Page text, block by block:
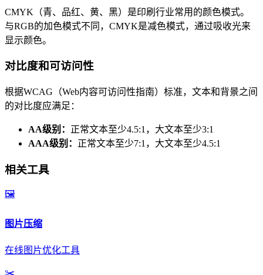
CMYK（青、品红、黄、黑）是印刷行业常用的颜色模式。
与RGB的加色模式不同，CMYK是减色模式，通过吸收光来
显示颜色。
对比度和可访问性
根据WCAG（Web内容可访问性指南）标准，文本和背景之间
的对比度应满足：
AA级别： 正常文本至少4.5:1，大文本至少3:1
AAA级别： 正常文本至少7:1，大文本至少4.5:1
相关工具
🖼️
图片压缩
在线图片优化工具
✂️